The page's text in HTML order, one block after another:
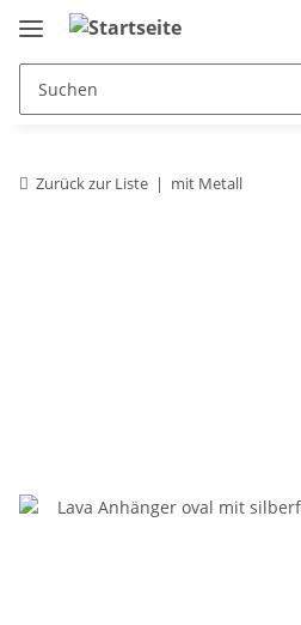
Zurück zur Liste mit Metall